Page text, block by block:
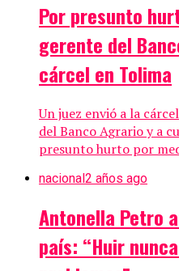
Por presunto
gerente del
cárcel en Tolima
Un juez envió a la
del Banco Agrario y a
presunto hurto por
nacional2 años ago
Antonella Petro
país: “Huir